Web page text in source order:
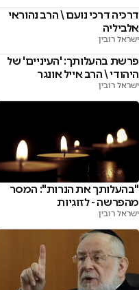
דרכיה דרכי נועם \ הרב נהוראי
אלביליה
ישראל רובין
פרשת בהעלותך: 'העיניים' של
היהודי \ הרב אייל אונגר
ישראל רובין
"בהעלותך את הנרות": המסר
מהפרשה - לזוגיות
ישראל רובין